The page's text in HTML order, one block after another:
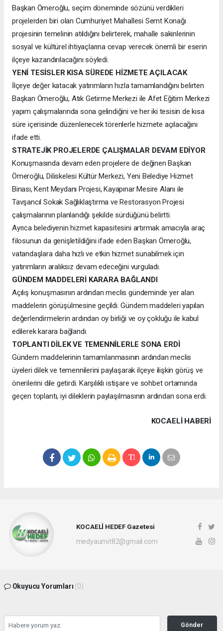
Başkan Ömeroğlu, seçim döneminde sözünü verdikleri
projelerden biri olan Cumhuriyet Mahallesi Semt Konağı
projesinin temelinin atıldığını belirterek, mahalle sakinlerinin
sosyal ve kültürel ihtiyaçlarına cevap verecek önemli bir eserin
ilçeye kazandırılacağını söyledi.
YENİ TESİSLER KISA SÜREDE HİZMETE AÇILACAK
İlçeye değer katacak yatırımların hızla tamamlandığını belirten
Başkan Ömeroğlu, Atık Getirme Merkezi ile Afet Eğitim Merkezi
yapım çalışmalarında sona gelindiğini ve her iki tesisin de kısa
süre içerisinde düzenlenecek törenlerle hizmete açılacağını
ifade etti.
STRATEJİK PROJELERDE ÇALIŞMALAR DEVAM EDİYOR
Konuşmasında devam eden projelere de değinen Başkan
Ömeroğlu, Diliskelesi Kültür Merkezi, Yeni Belediye Hizmet
Binası, Kent Meydanı Projesi, Kayapınar Mesire Alanı ile
Tavşancıl Sokak Sağlıklaştırma ve Restorasyon Projesi
çalışmalarının planlandığı şekilde sürdüğünü belirtti.
Ayrıca belediyenin hizmet kapasitesini artırmak amacıyla araç
filosunun da genişletildiğini ifade eden Başkan Ömeroğlu,
vatandaşlara daha hızlı ve etkin hizmet sunabilmek için
yatırımların aralıksız devam edeceğini vurguladı.
GÜNDEM MADDELERİ KARARA BAĞLANDI
Açılış konuşmasının ardından meclis gündeminde yer alan
maddelerin görüşülmesine geçildi. Gündem maddeleri yapılan
değerlendirmelerin ardından oy birliği ve oy çokluğu ile kabul
edilerek karara bağlandı.
TOPLANTI DİLEK VE TEMENNİLERLE SONA ERDİ
Gündem maddelerinin tamamlanmasının ardından meclis
üyeleri dilek ve temennilerini paylaşarak ilçeye ilişkin görüş ve
önerilerini dile getirdi. Karşılıklı istişare ve sohbet ortamında
geçen toplantı, iyi dileklerin paylaşılmasının ardından sona erdi.
KOCAELI HABERİ
KOCAELİ HEDEF Gazetesi
medyaumit82@gmail.com
Okuyucu Yorumları (0)
Gönder